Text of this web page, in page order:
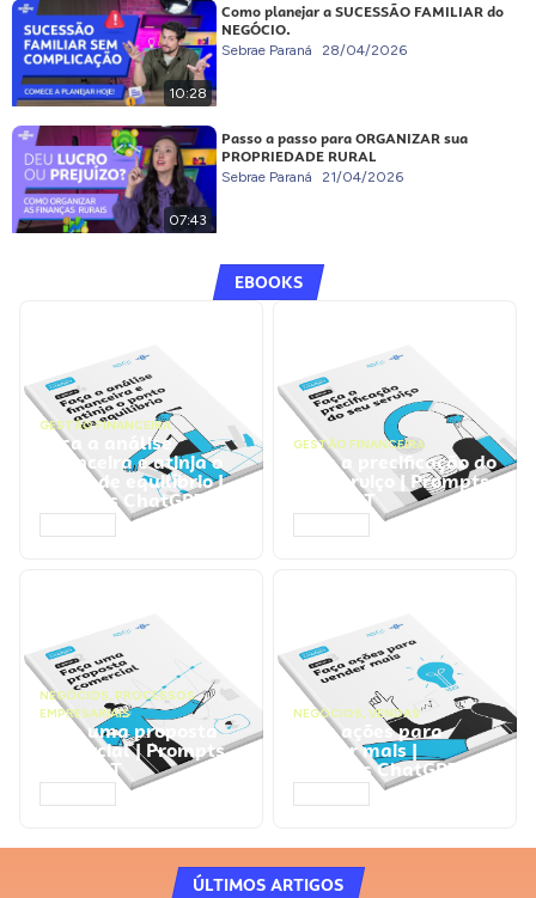
10:28
Como planejar a SUCESSÃO FAMILIAR do
NEGÓCIO.
Sebrae Paraná 28/04/2026
07:43
Passo a passo para ORGANIZAR sua
PROPRIEDADE RURAL
Sebrae Paraná 21/04/2026
EBOOKS
GESTÃO FINANCEIRA
Faça a análise
financeira e atinja o
ponto de equilíbrio |
Prompts ChatGPT
GESTÃO FINANCEIRA
Faça a precificação do
seu serviço | Prompts
ChatGPT
NEGÓCIOS, PROCESSOS
EMPRESARIAIS
Faça uma proposta
comercial | Prompts
ChatGPT
NEGÓCIOS, VENDAS
Faça ações para
vender mais |
Prompts ChatGPT
ÚLTIMOS ARTIGOS